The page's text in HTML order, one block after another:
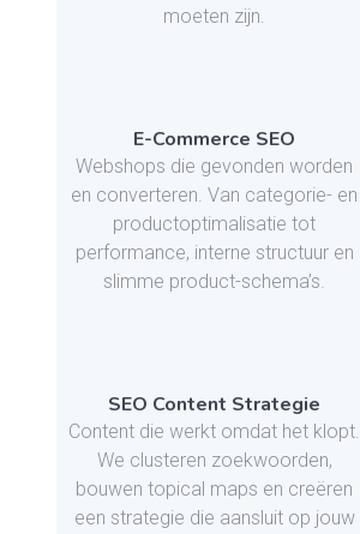
moeten zijn.
E-Commerce SEO
Webshops die gevonden worden
en converteren. Van categorie- en
productoptimalisatie tot
performance, interne structuur en
slimme product-schema’s.
SEO Content Strategie
Content die werkt omdat het klopt.
We clusteren zoekwoorden,
bouwen topical maps en creëren
een strategie die aansluit op jouw